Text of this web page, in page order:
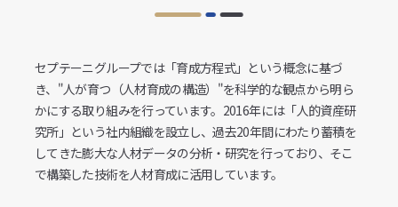
セプテーニグループでは「育成方程式」という概念に基づ
き、"人が育つ（人材育成の構造）"を科学的な観点から明ら
かにする取り組みを行っています。2016年には「人的資産研
究所」という社内組織を設立し、過去20年間にわたり蓄積を
してきた膨大な人材データの分析・研究を行っており、そこ
で構築した技術を人材育成に活用しています。